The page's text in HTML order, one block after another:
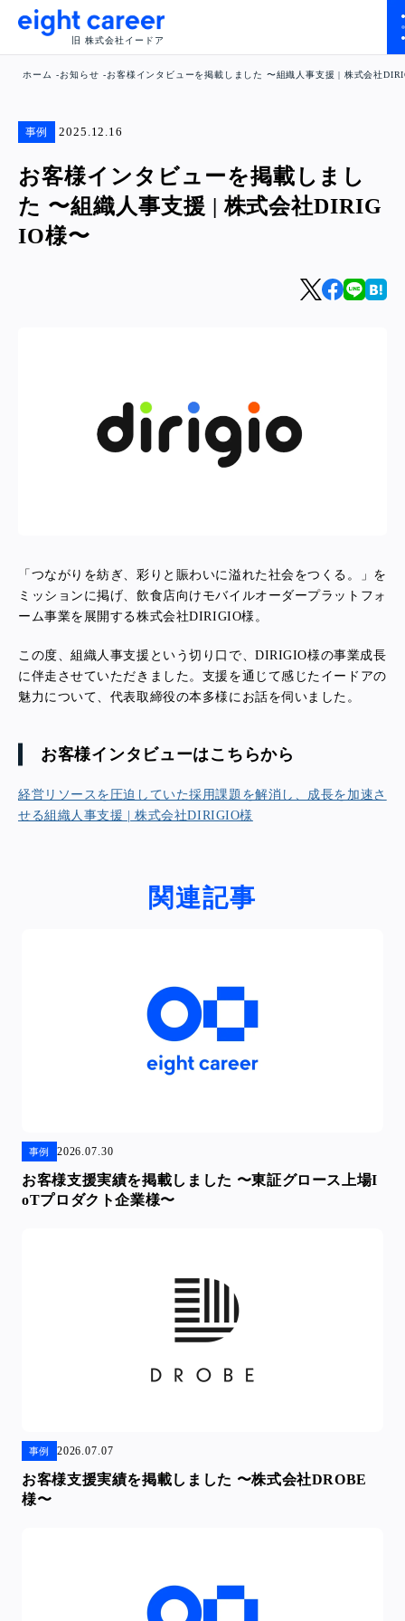
旧 株式会社イードア
ホーム お知らせ お客様インタビューを掲載しました 〜組織人事支援 | 株式会社
事例 2025.12.16
お客様インタビューを掲載しまし
た 〜組織人事支援 | 株式会社DIRIG
IO様〜
「つながりを紡ぎ、彩りと賑わいに溢れた社会をつくる。」を
ミッションに掲げ、飲食店向けモバイルオーダープラットフォ
ーム事業を展開する株式会社DIRIGIO様 。
この度、組織人事支援という切り口で、DIRIGIO様の事業成長
に伴走させていただきました。支援を通じて感じたイードアの
魅力について、代表取締役の本多様にお話を伺いました。
お客様インタビューはこちらから
経営リソースを圧迫していた採用課題を解消し、成長を加速さ
せる組織人事支援 | 株式会社DIRIGIO様
関連記事
事例 2026.07.30
お客様支援実績を掲載しました 〜東証グロース上場I
oTプロダクト企業様〜
事例 2026.07.07
お客様支援実績を掲載しました 〜株式会社DROBE
様〜